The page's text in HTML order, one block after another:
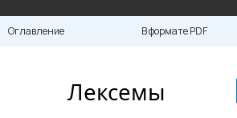
Оглавление В формате PDF
Лексемы